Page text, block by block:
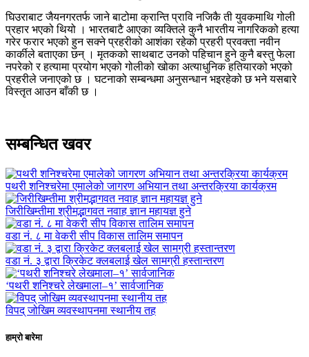
घिउराबाट जैयनगरतर्फ जाने बाटोमा क्रान्ति प्रावि नजिकै ती युवकमाथि गोली
प्रहार भएको थियो । भारतबाटै आएका व्यक्तिले कुनै भारतीय नागरिकको हत्या
गरेर फरार भएको हुन सक्ने प्रहरीको आशंका रहेको प्रहरी प्रवक्ता नवीन
कार्कीले बताएका छन् । मृतकको साथबाट उनको पहिचान हुने कुनै बस्तु फेला
नपरेको र हत्यामा प्रयोग भएको गोलीको खोका अत्याधुनिक हतियारको भएको
प्रहरीले जनाएको छ । घटनाको सम्बन्धमा अनुसन्धान भइरहेको छ भने यसबारे
विस्तृत आउन बाँकी छ ।
सम्बन्धित खवर
पथरी शनिश्चरेमा एमालेको जागरण अभियान तथा अन्तरक्रिया कार्यक्रम
जिरीखिम्तीमा श्रीमद्भागवत नवाह ज्ञान महायज्ञ हुने
वडा नं. ८ मा वेकरी सीप विकास तालिम समापन
वडा नं. ३ द्वारा क्रिकेट क्लबलाई खेल सामग्री हस्तान्तरण
‘पथरी शनिश्चरे लेखमाला–१’ सार्वजानिक
विपद् जोखिम व्यवस्थापनमा स्थानीय तह
हाम्रो बारेमा